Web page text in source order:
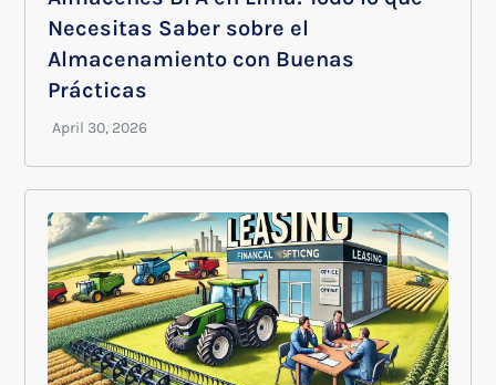
Necesitas Saber sobre el
Almacenamiento con Buenas
Prácticas